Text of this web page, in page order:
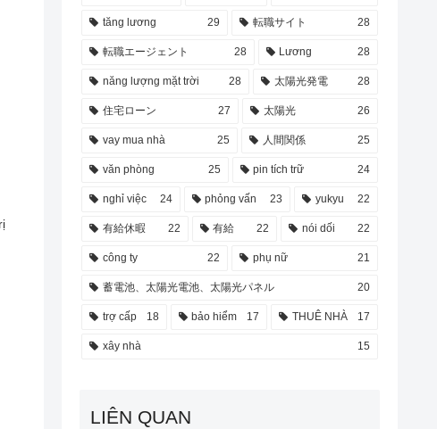
tăng lương 29 転職サイト 28
転職エージェント 28 Lương 28
năng lượng mặt trời 28 太陽光発電 28
住宅ローン 27 太陽光 26
vay mua nhà 25 人間関係 25
văn phòng 25 pin tích trữ 24
nghỉ việc 24 phỏng vấn 23 yukyu 22
有給休暇 22 有給 22 nói dối 22
công ty 22 phụ nữ 21
蓄電池、太陽光電池、太陽光パネル 20
trợ cấp 18 bảo hiểm 17 THUÊ NHÀ 17
xây nhà 15
LIÊN QUAN